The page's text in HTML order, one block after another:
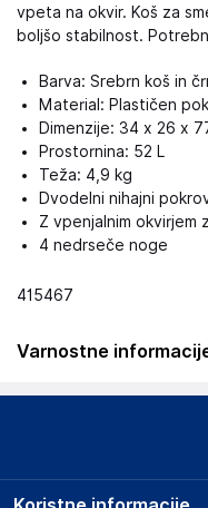
vpeta na okvir. Koš za
boljšo stabilnost.
Barva: Srebrn koš in
Material: Plastičen
Dimenzije: 34 x 26 x
Prostornina: 52 L
Teža: 4,9 kg
Dvodelni nihajni
Z vpenjalnim okvirjem
4 nedrseče noge
415467
Varnostne
Podatki o proizvajalcu